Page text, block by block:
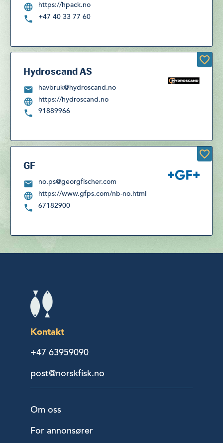
https://hpack.no
+47 40 33 77 60
Hydroscand AS
havbruk@hydroscand.no
https://hydroscand.no
91889966
GF
no.ps@georgfischer.com
https://www.gfps.com/nb-no.html
67182900
Kontakt
+47 63959090
post@norskfisk.no
Om oss
For annonsører